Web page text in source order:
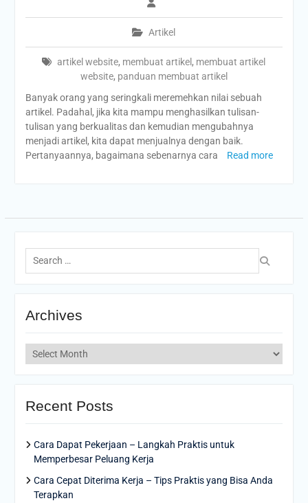
Artikel
artikel website, membuat artikel , membuat artikel
website, panduan membuat artikel
Banyak orang yang seringkali meremehkan nilai sebuah
artikel. Padahal, jika kita mampu menghasilkan tulisan-
tulisan yang berkualitas dan kemudian mengubahnya
menjadi artikel, kita dapat menjualnya dengan baik.
Pertanyaannya, bagaimana sebenarnya cara
Read more
Search
for:
Archives
Archives
Recent Posts
Cara Dapat Pekerjaan – Langkah Praktis untuk
Memperbesar Peluang Kerja
Cara Cepat Diterima Kerja – Tips Praktis yang Bisa Anda
Terapkan